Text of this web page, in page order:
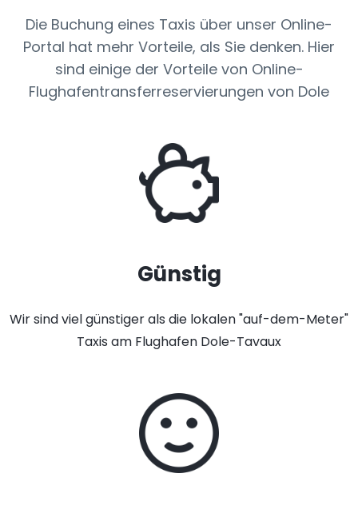
Die Buchung eines Taxis über unser Online-
Portal hat mehr Vorteile, als Sie denken. Hier
sind einige der Vorteile von Online-
Flughafentransferreservierungen von Dole
Günstig
Wir sind viel günstiger als die lokalen "auf-dem-Meter"
Taxis am Flughafen Dole-Tavaux